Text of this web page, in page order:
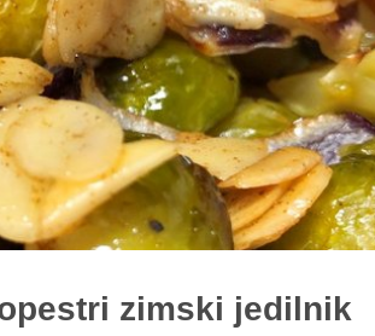
zimski jedilnik